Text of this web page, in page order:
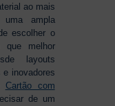
ao mais
ampla
escolher o
que melhor
layouts
inovadores
Cartão com
de um